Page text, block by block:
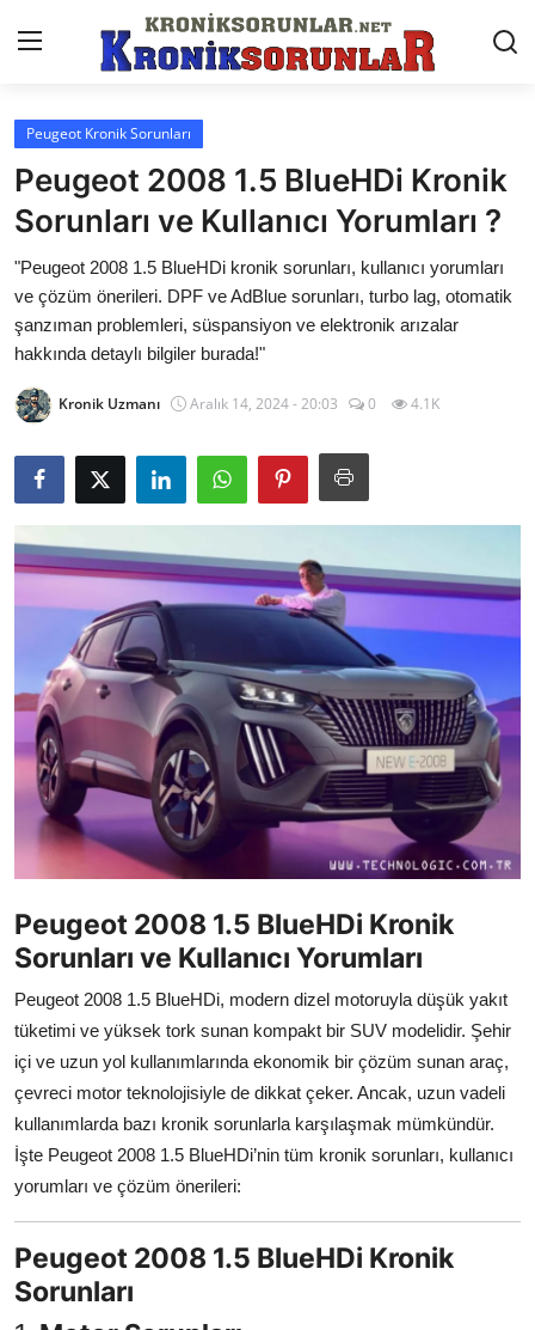
Anasayfa
Markalar
İletişim
Trafik & Cezalar
Sigorta & Kasko
Vergi & ÖTV & MTV
Muayene & Ruhsat
Sorgulamalar
İkinci El & Alım-Satım
Bakım & Arıza Çözümleri
Elektrikli & Hibrit
Kiralama & Filo
Sürüş & Güvenlik
Lastik & Jant
LPG & Yakıt
Elektrik & Akü
Klima & Konfor
Aydınlatma & Görüş
Şanzıman & Aktarma
Dizel Sistemler
Multimedya & Elektronik
Peugeot Kronik Sorunları
Peugeot 2008 1.5 BlueHDi Kronik
Sorunları ve Kullanıcı Yorumları ?
"Peugeot 2008 1.5 BlueHDi kronik sorunları, kullanıcı yorumları
ve çözüm önerileri. DPF ve AdBlue sorunları, turbo lag, otomatik
şanzıman problemleri, süspansiyon ve elektronik arızalar
hakkında detaylı bilgiler burada!"
Kronik Uzmanı Aralık 14, 2024 - 20:03 0 4.1K
Peugeot 2008 1.5 BlueHDi Kronik
Sorunları ve Kullanıcı Yorumları
Peugeot 2008 1.5 BlueHDi, modern dizel motoruyla düşük yakıt
tüketimi ve yüksek tork sunan kompakt bir SUV modelidir. Şehir
içi ve uzun yol kullanımlarında ekonomik bir çözüm sunan araç,
çevreci motor teknolojisiyle de dikkat çeker. Ancak, uzun vadeli
kullanımlarda bazı kronik sorunlarla karşılaşmak mümkündür.
İşte Peugeot 2008 1.5 BlueHDi’nin tüm kronik sorunları, kullanıcı
yorumları ve çözüm önerileri:
Peugeot 2008 1.5 BlueHDi Kronik
Sorunları